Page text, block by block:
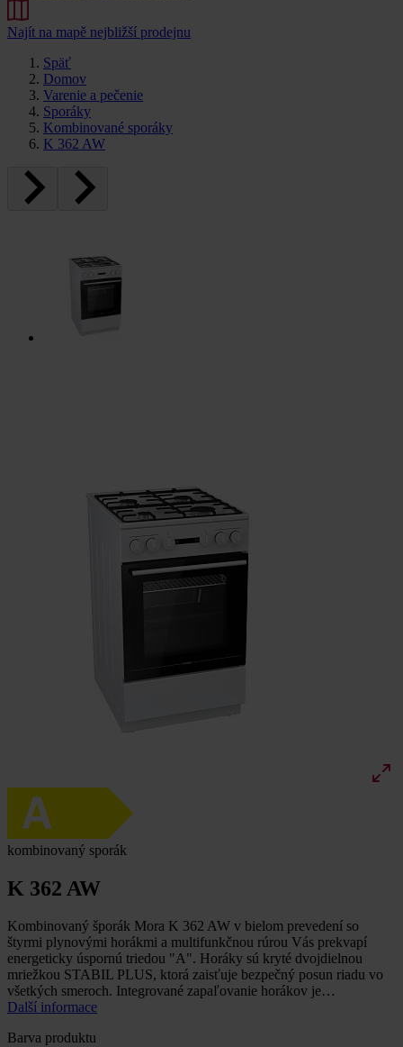
Najít na mapě nejbližší prodejnu
Späť
Domov
Varenie a pečenie
Sporáky
Kombinované sporáky
K 362 AW
kombinovaný sporák
K 362 AW
Kombinovaný šporák Mora K 362 AW v bielom prevedení so
štyrmi plynovými horákmi a multifunkčnou rúrou Vás prekvapí
energeticky úspornú triedou "A". Horáky sú kryté dvojdielnou
mriežkou STABIL PLUS, ktorá zaisťuje bezpečný posun riadu vo
všetkých smeroch. Integrované zapaľovanie horákov je…
Další informace
Barva produktu